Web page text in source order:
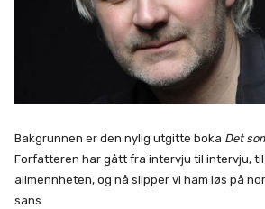
Bakgrunnen er den nylig utgitte boka Det
Forfatteren har gått fra intervju til intervju,
allmennheten, og nå slipper vi ham løs på
sans.